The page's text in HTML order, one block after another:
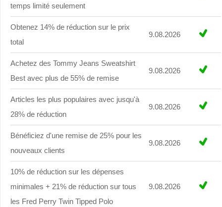
temps limité seulement
Obtenez 14% de réduction sur le prix
total
9.08.2026
Achetez des Tommy Jeans Sweatshirt
Best avec plus de 55% de remise
9.08.2026
Articles les plus populaires avec jusqu'à
28% de réduction
9.08.2026
Bénéficiez d'une remise de 25% pour les
nouveaux clients
9.08.2026
10% de réduction sur les dépenses
minimales + 21% de réduction sur tous
les Fred Perry Twin Tipped Polo
9.08.2026